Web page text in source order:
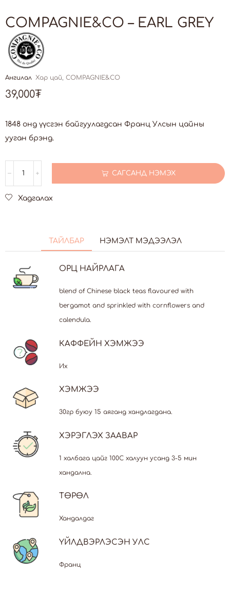
COMPAGNIE&CO – EARL GREY
Ангилал Хар цай, COMPAGNIE&CO
39,000₮
1848 онд үүсгэн байгуулагдсан Франц Улсын цайны
ууган брэнд.
САГСАНД НЭМЭХ
Хадгалах
ТАЙЛБАР НЭМЭЛТ МЭДЭЭЛЭЛ
ОРЦ НАЙРЛАГА
blend of Chinese black teas flavoured with
bergamot and sprinkled with cornflowers and
calendula.
КАФФЕЙН ХЭМЖЭЭ
Их
ХЭМЖЭЭ
30гр буюу 15 аяганд хандлагдана.
ХЭРЭГЛЭХ ЗААВАР
1 халбага цайг 100С халуун усанд 3-5 мин
хандална.
ТӨРӨЛ
Хандалдаг
ҮЙЛДВЭРЛЭСЭН УЛС
Франц